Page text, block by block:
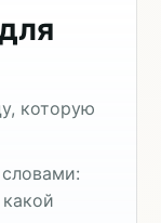
которую